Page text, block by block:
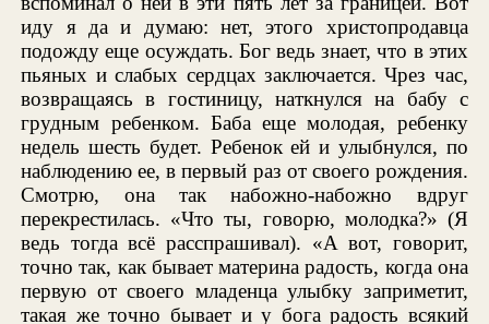
иду я да и думаю: нет, этого христопродавца
подожду еще осуждать. Бог ведь знает, что в этих
пьяных и слабых сердцах заключается. Чрез час,
возвращаясь в гостиницу, наткнулся на бабу с
грудным ребенком. Баба еще молодая, ребенку
недель шесть будет. Ребенок ей и улыбнулся, по
наблюдению ее, в первый раз от своего рождения.
Смотрю, она так набожно-набожно вдруг
перекрестилась. «Что ты, говорю, молодка?» (Я
ведь тогда всё расспрашивал). «А вот, говорит,
точно так, как бывает материна радость, когда она
первую от своего младенца улыбку заприметит,
такая же точно бывает и у бога радость всякий